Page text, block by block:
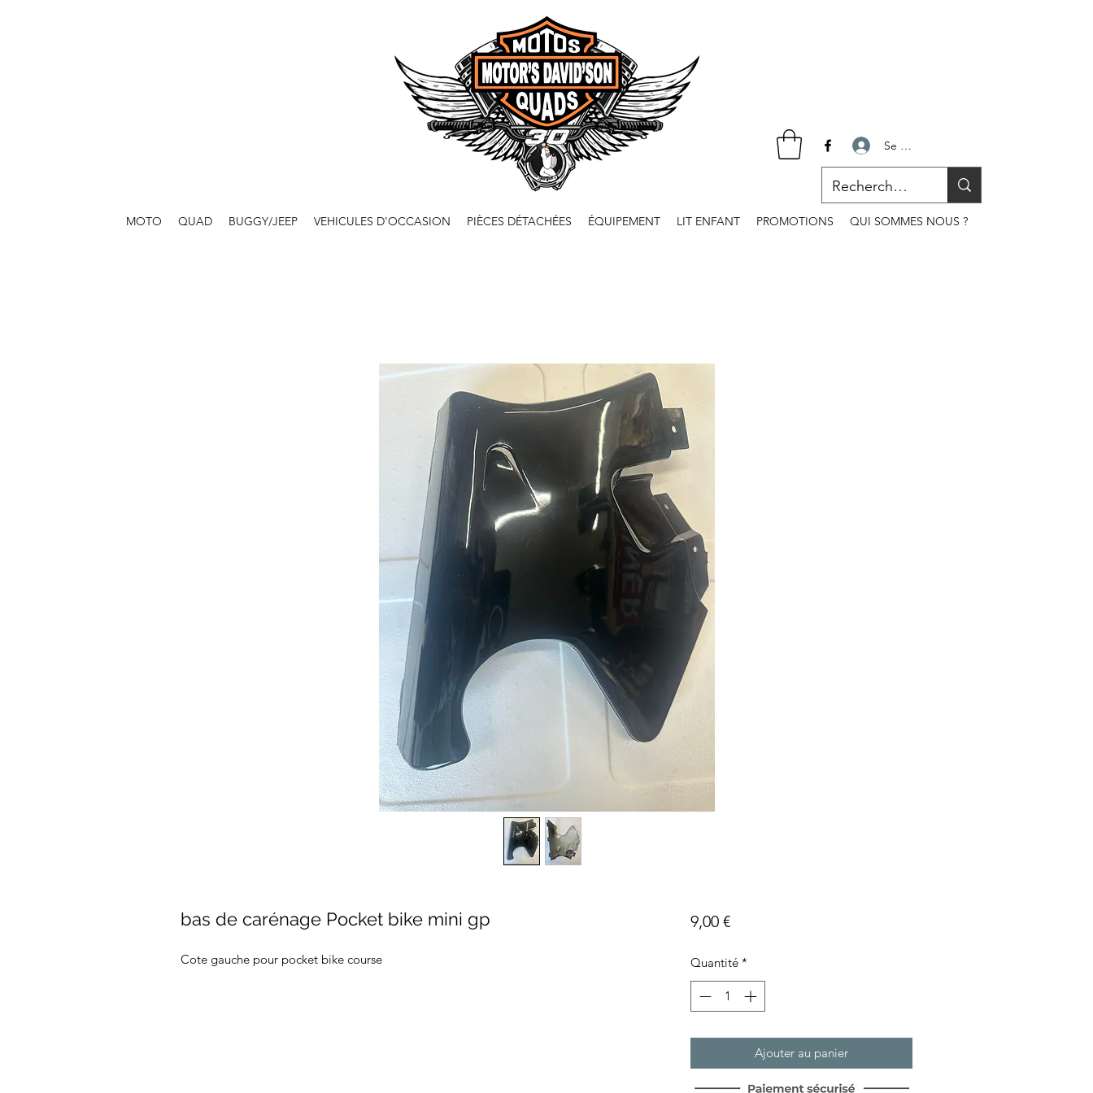
Se connecter
MOTO QUAD BUGGY/JEEP VEHICULES D'OCCASION PIÈCES DÉTACHÉES ÉQUIPEMENT LIT ENFANT PROMOTIONS QUI SOMMES NOUS ?
bas de carénage Pocket bike mini gp
Cote gauche pour pocket bike course
9,00 €Prix
Quantité *
Ajouter au panier